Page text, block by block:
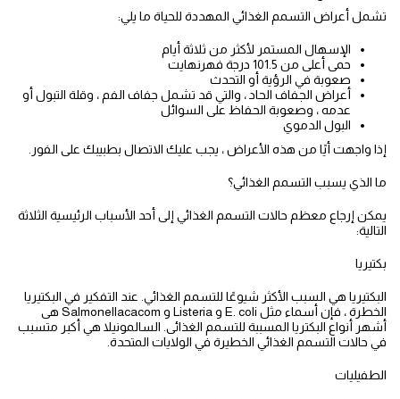
تشمل أعراض التسمم الغذائي المهددة للحياة ما يلي:
الإسهال المستمر لأكثر من ثلاثة أيام
حمى أعلى من 101.5 درجة فهرنهايت
صعوبة في الرؤية أو التحدث
أعراض الجفاف الحاد ، والتي قد تشمل جفاف الفم ، وقلة التبول أو
عدمه ، وصعوبة الحفاظ على السوائل
البول الدموي
إذا واجهت أيًا من هذه الأعراض ، يجب عليك الاتصال بطبيبك على الفور.
ما الذي يسبب التسمم الغذائي؟
يمكن إرجاع معظم حالات التسمم الغذائي إلى أحد الأسباب الرئيسية الثلاثة
التالية:
بكتيريا
البكتيريا هي السبب الأكثر شيوعًا للتسمم الغذائي. عند التفكير في البكتيريا
الخطرة ، فإن أسماء مثل E. coli و Listeria و Salmonellacacom هى
أشهر أنواع البكتريا المسببة للتسمم الغذائى. السالمونيلا هي أكبر متسبب
في حالات التسمم الغذائي الخطيرة في الولايات المتحدة.
الطفيليات